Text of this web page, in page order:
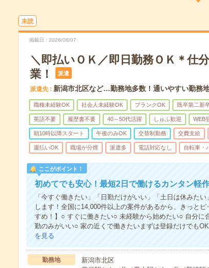
未読
掲載日 2026/08/07
＼即払いＯＫ／即日勤務ＯＫ＊仕
業！
派遣
派遣先 新潟市北区など…勤務地多数！通いやすい勤務地
職種未経験OK 社会人未経験OK ブランクOK 既卒第二新
英語不要 履歴書不要 40～50代活躍 しゅふ歓迎 WEB
朝10時以降スタート 午後のみOK 交替制勤務 交費支給
週払いOK 職場が分煙 派遣多 電話対応なし 自転車・
ここがポイント！
初めてでも安心！最短2日で働けるカンタン軽
「今すぐ働きたい」「日勤だけがいい」「土日は休みた
します！全国に14,000件以上の案件があるから、きっと
すめ！】○ すぐに働きたい○ 未経験から始めたい○ 自分に
勤のみがいい○ 家の近くで働きたいまずは登録だけでも
を見る
勤務地
新潟市北区